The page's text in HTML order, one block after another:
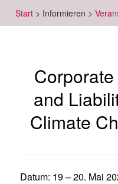
Start > Informieren >
and
Climate
Datum: 19–20. Mai